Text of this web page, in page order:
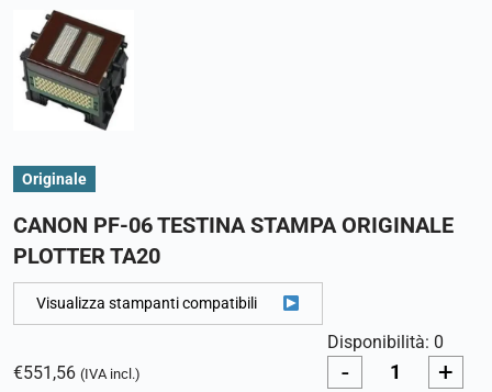
Originale
CANON PF-06 TESTINA STAMPA ORIGINALE
PLOTTER TA20
Visualizza stampanti compatibili
€551,56 (IVA incl.)
Disponibilità: 0
- +